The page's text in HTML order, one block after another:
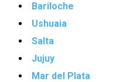
Bariloche
Ushuaia
Salta
Jujuy
Mar del Plata